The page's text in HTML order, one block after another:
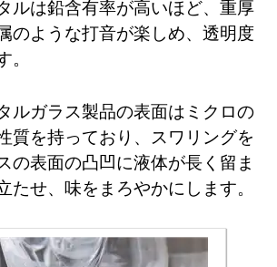
ルは鉛含有率が高いほど、重厚
のような打音が楽しめ、透明度
ルガラス製品の表面はミクロの
質を持っており、スワリングを
の表面の凸凹に液体が長く留ま
たせ、味をまろやかにします。